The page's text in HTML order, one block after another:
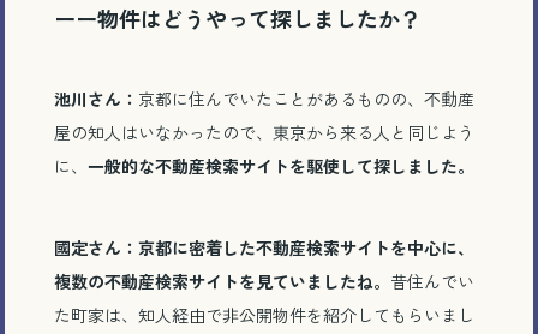
ーー物件はどうやって探しましたか？
池川さん： 京都に住んでいたことがあるものの、不動産
屋の知人はいなかったので、東京から来る人と同じよう
に、 一般的な不動産検索サイトを駆使して探しました。
國定さん：京都に密着した不動産検索サイトを中心に、
複数の不動産検索サイトを見ていましたね。 昔住んでい
た町家は、知人経由で非公開物件を紹介してもらいまし